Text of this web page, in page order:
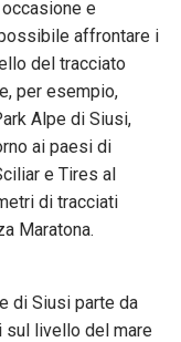
e
affrontare i
del tracciato
per esempio,
Alpe di Siusi,
ai paesi di
e Tires al
di tracciati
Maratona.
di Siusi parte da
sul livello del mare